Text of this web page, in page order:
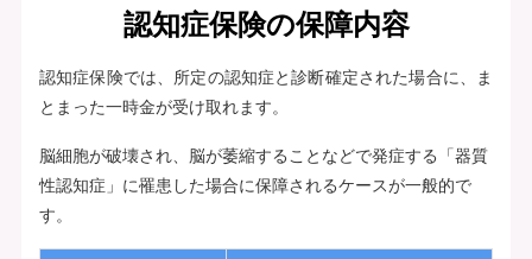
認知症保険の保障内容
認知症保険では、所定の認知症と診断確定された場合に、ま
とまった一時金が受け取れます。
脳細胞が破壊され、脳が萎縮することなどで発症する「器質
性認知症」に罹患した場合に保障されるケースが一般的で
す。